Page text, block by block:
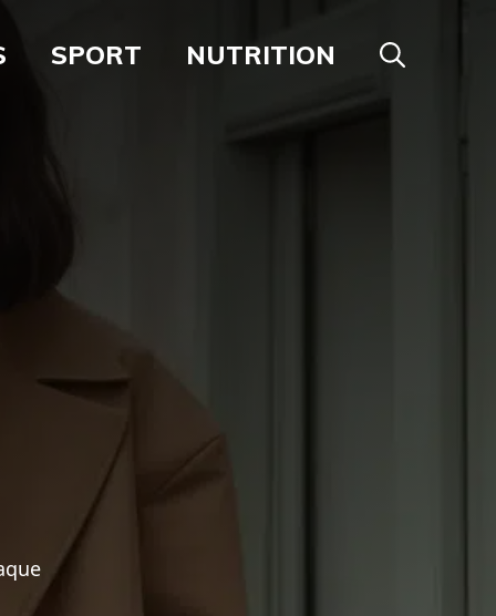
SPORT NUTRITION